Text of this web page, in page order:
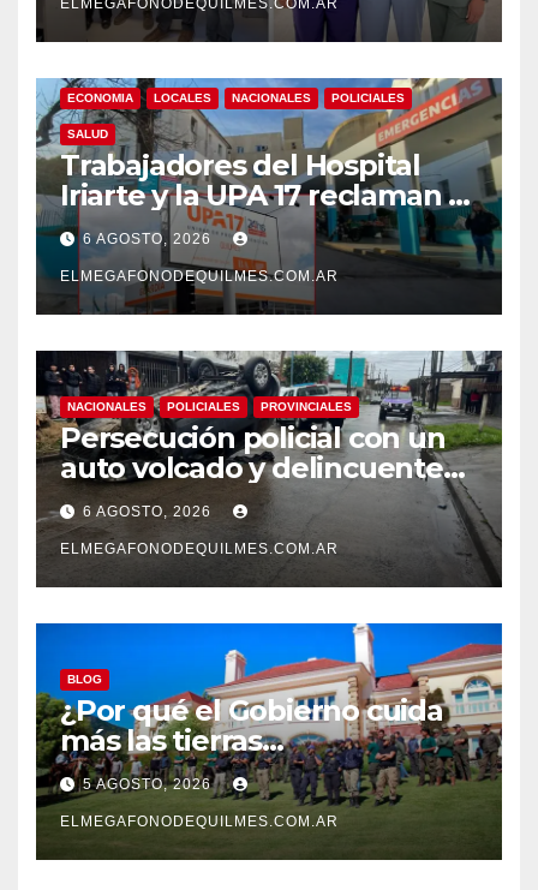
ELMEGAFONODEQUILMES.COM.AR
ECONOMIA LOCALES NACIONALES POLICIALES
SALUD
Trabajadores del Hospital
Iriarte y la UPA 17 reclaman el
pase a planta de becarios y
mejoras laborales
6 AGOSTO, 2026
ELMEGAFONODEQUILMES.COM.AR
NACIONALES POLICIALES PROVINCIALES
Persecución policial con un
auto volcado y delincuentes
detenidos en San Francisco
Solano
6 AGOSTO, 2026
ELMEGAFONODEQUILMES.COM.AR
BLOG
¿Por qué el Gobierno cuida
más las tierras
extranjerizadas que el
patrimonio de todos los
argentinos?
5 AGOSTO, 2026
ELMEGAFONODEQUILMES.COM.AR